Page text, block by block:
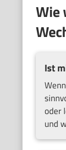
Wie
Ist
oder
und